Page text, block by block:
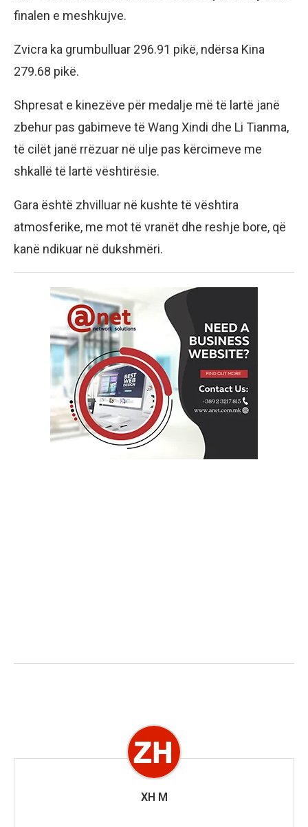
finalen e meshkujve.
Zvicra ka grumbulluar 296.91 pikë, ndërsa Kina
279.68 pikë.
Shpresat e kinezëve për medalje më të lartë janë
zbehur pas gabimeve të Wang Xindi dhe Li Tianma,
të cilët janë rrëzuar në ulje pas kërcimeve me
shkallë të lartë vështirësie.
Gara është zhvilluar në kushte të vështira
atmosferike, me mot të vranët dhe reshje bore, që
kanë ndikuar në dukshmëri.
XH M